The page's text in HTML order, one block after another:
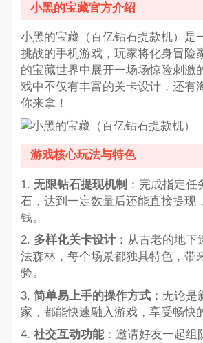
小黑的宝藏官方介绍
小黑的宝藏（百亿钻石提款机）是
挑战的手机游戏，玩家将化身冒险
的宝藏世界中展开一场场惊险刺激
戏中不仅有丰富的关卡设计，还有
你来拿！
游戏核心玩法与特色
1. 无限钻石提现机制 ：完成指定
石，达到一定数量后还能直接提现
钱。
2. 多样化关卡设计：从古老的地下
法森林，每个场景都独具特色，带
验。
3. 简单易上手的操作方式：无论是
家，都能快速融入游戏，享受畅快
4. 社交互动功能：邀请好友一起组